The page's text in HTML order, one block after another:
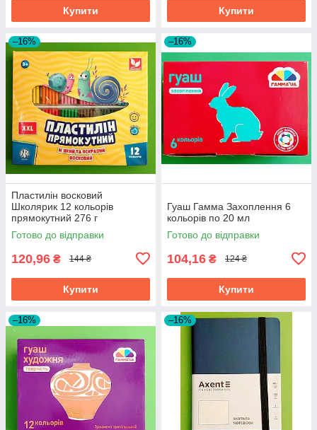
Купити Купити
–16%
Пластилін восковий
Школярик 12 кольорів
прямокутний 276 г
Готово до відправки
120,96 ₴ 144 ₴
Купити
–16%
Гуаш Гамма Захоплення 6
кольорів по 20 мл
Готово до відправки
104,16 ₴ 124 ₴
Купити
–16% –16%